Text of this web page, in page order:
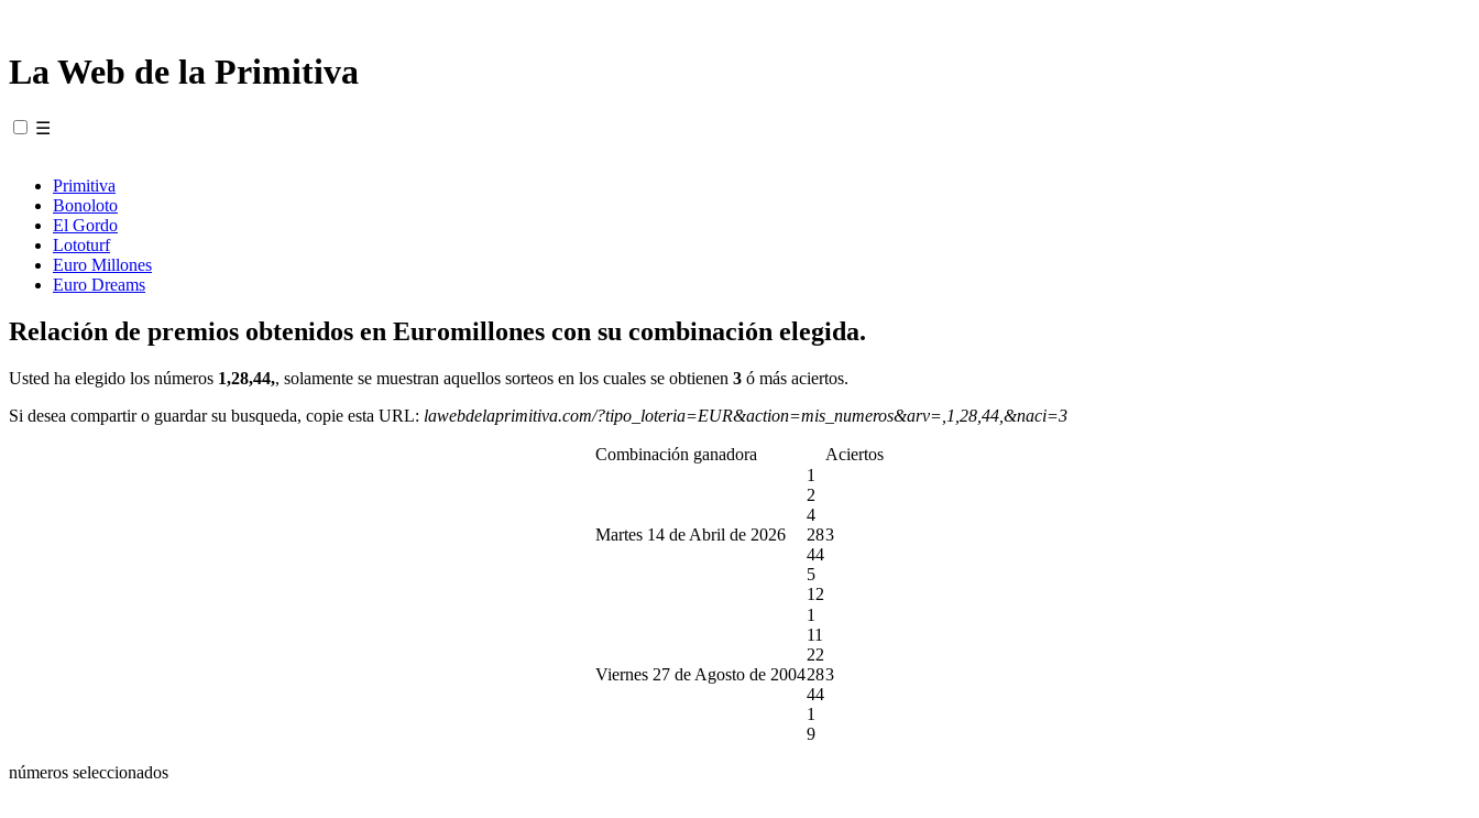
La Web de la Primitiva
☰
Primitiva
Bonoloto
El Gordo
Lototurf
Euro Millones
Euro Dreams
Relación de premios obtenidos en Euromillones con su combinación elegida.
Usted ha elegido los números 1,28,44,, solamente se muestran aquellos sorteos en los cuales se obtienen 3 ó más aciertos.
Si desea compartir o guardar su busqueda, copie esta URL: lawebdelaprimitiva.com/?tipo_loteria=EUR&action=mis_numeros&arv=,1,28,44,&naci=3
Combinación ganadora Aciertos
Martes 14 de Abril de 2026
1
2
4
28
44
5
12
3
Viernes 27 de Agosto de 2004
1
11
22
28
44
1
9
3
números seleccionados